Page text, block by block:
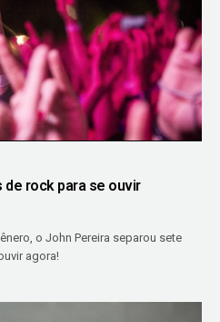
de rock para se ouvir
o John Pereira separou sete
agora!